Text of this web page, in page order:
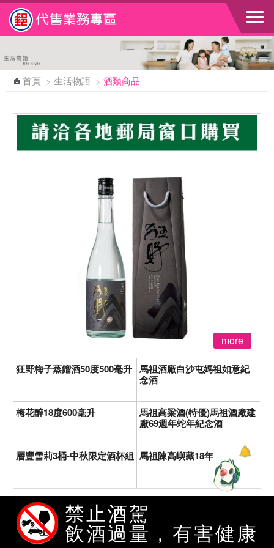
跳到主要內容區塊
首頁 > 生活物語 > 酒類商品
狂野梅子蒸餾酒50度500毫升 馬祖酒廠白沙屯媽祖如意紀
念酒
梅花醉18度600毫升
馬祖高粱酒(特優)馬祖酒廠建
廠69週年蛇年紀念酒
層豐雪莉3桶-中秋限定酒杯組 馬祖陳高嶼藏18年
more
熱賣商品排行榜
愛之味純濃燕麥-24瓶裝（新）
禁止酒駕
飲酒過量，有害健康